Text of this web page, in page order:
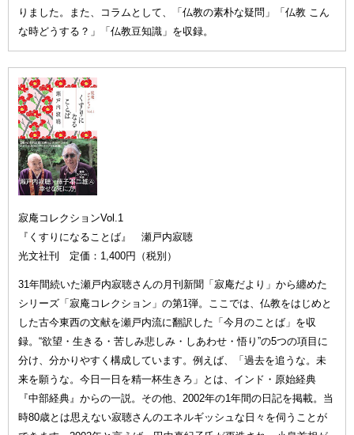
りました。また、コラムとして、「仏教の素朴な疑問」「仏教 こん
な時どうする？」「仏教豆知識」を収録。
寂庵コレクションVol.1
『くすりになることば』 瀬戸内寂聴
光文社刊 定価：1,400円（税別）
31年間続いた瀬戸内寂聴さんの月刊新聞「寂庵だより」から纏めた
シリーズ「寂庵コレクション」の第1弾。ここでは、仏教をはじめと
した古今東西の文献を瀬戸内流に翻訳した「今月のことば」を収
録。“欲望・生きる・苦しみ悲しみ・しあわせ・悟り”の5つの項目に
分け、分かりやすく構成しています。例えば、「過去を追うな。未
来を願うな。今日一日を精一杯生きろ」とは、インド・原始経典
『中部経典』からの一説。その他、2002年の1年間の日記を掲載。当
時80歳とは思えない寂聴さんのエネルギッシュな日々を伺うことが